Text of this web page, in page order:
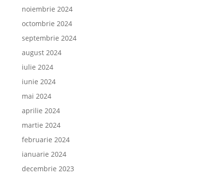
noiembrie 2024
octombrie 2024
septembrie 2024
august 2024
iulie 2024
iunie 2024
mai 2024
aprilie 2024
martie 2024
februarie 2024
ianuarie 2024
decembrie 2023